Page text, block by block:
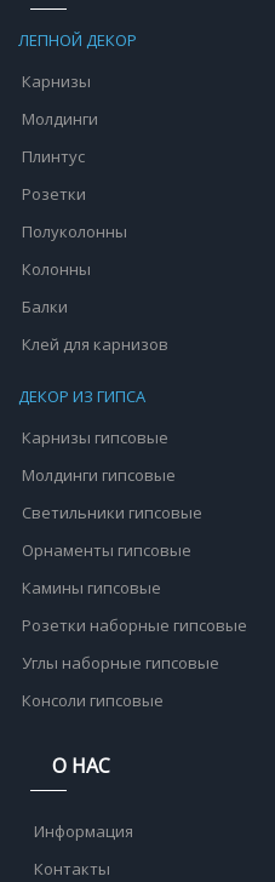
ЛЕПНОЙ ДЕКОР
Карнизы
Молдинги
Плинтус
Розетки
Полуколонны
Колонны
Балки
Клей для карнизов
ДЕКОР ИЗ ГИПСА
Карнизы гипсовые
Молдинги гипсовые
Светильники гипсовые
Орнаменты гипсовые
Камины гипсовые
Розетки наборные гипсовые
Углы наборные гипсовые
Консоли гипсовые
О НАС
Информация
Контакты